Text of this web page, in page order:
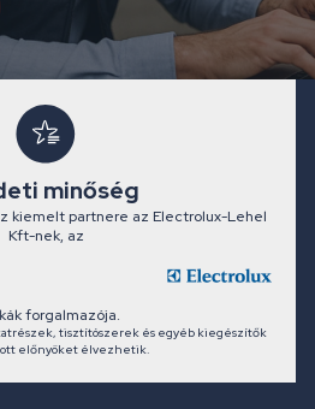
minőség
kiemelt partnere az Electrolux-Lehel
Kft-nek, az
forgalmazója.
tisztítószerek és egyéb kiegészítők
előnyöket élvezhetik.